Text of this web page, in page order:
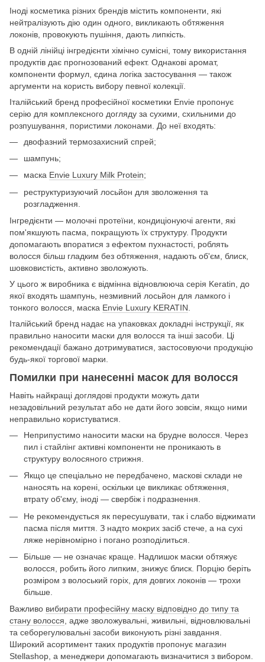
Іноді косметика різних брендів містить компоненти, які
нейтралізують дію один одного, викликають обтяження
локонів, провокують пушіння, дають липкість.
В одній лінійці інгредієнти хімічно сумісні, тому використання
продуктів дає прогнозований ефект. Однакові аромат,
компоненти формул, єдина логіка застосування — також
аргументи на користь вибору певної колекції.
Італійський бренд професійної косметики Envie пропонує
серію для комплексного догляду за сухими, схильними до
розпушування, пористими локонами. До неї входять:
двофазний термозахисний спрей;
шампунь;
маска Envie Luxury Milk Protein;
реструктуризуючий лосьйон для зволоження та
розгладження.
Інгредієнти — молочні протеїни, кондиціонуючі агенти, які
пом'якшують пасма, покращують їх структуру. Продукти
допомагають впоратися з ефектом пухнастості, роблять
волосся більш гладким без обтяження, надають об'єм, блиск,
шовковистість, активно зволожують.
У цього ж виробника є відмінна відновлююча серія Keratin, до
якої входять шампунь, незмивний лосьйон для ламкого і
тонкого волосся, маска Envie Luxury KERATIN.
Італійський бренд надає на упаковках докладні інструкції, як
правильно наносити маски для волосся та інші засоби. Ці
рекомендації бажано дотримуватися, застосовуючи продукцію
будь-якої торгової марки.
Помилки при нанесенні масок для волосся
Навіть найкращі доглядові продукти можуть дати
незадовільний результат або не дати його зовсім, якщо ними
неправильно користуватися.
Неприпустимо наносити маски на брудне волосся. Через
пил і стайлінг активні компоненти не проникають в
структуру волосяного стрижня.
Якщо це спеціально не передбачено, маскові склади не
наносять на корені, оскільки це викликає обтяження,
втрату об'єму, іноді — свербіж і подразнення.
Не рекомендується як пересушувати, так і слабо віджимати
пасма після миття. З надто мокрих засіб стече, а на сухі
ляже нерівномірно і погано розподілиться.
Більше — не означає краще. Надлишок маски обтяжує
волосся, робить його липким, знижує блиск. Порцію беріть
розміром з волоський горіх, для довгих локонів — трохи
більше.
Важливо вибирати професійну маску відповідно до типу та
стану волосся, адже зволожувальні, живильні, відновлювальні
та себорегулювальні засоби виконують різні завдання.
Широкий асортимент таких продуктів пропонує магазин
Stellashop, а менеджери допомагають визначитися з вибором.